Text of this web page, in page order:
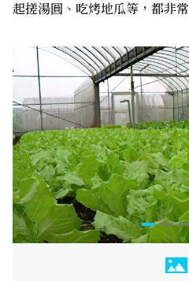
起搓湯圓、吃烤地瓜等，都非